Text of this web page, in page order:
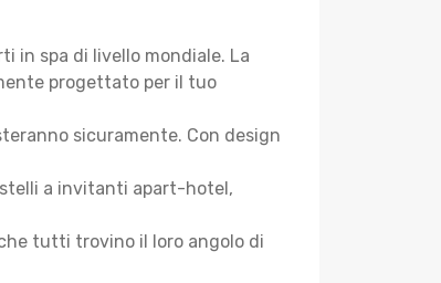
in spa di livello mondiale. La
progettato per il tuo
sicuramente. Con design
a invitanti apart-hotel,
tutti trovino il loro angolo di